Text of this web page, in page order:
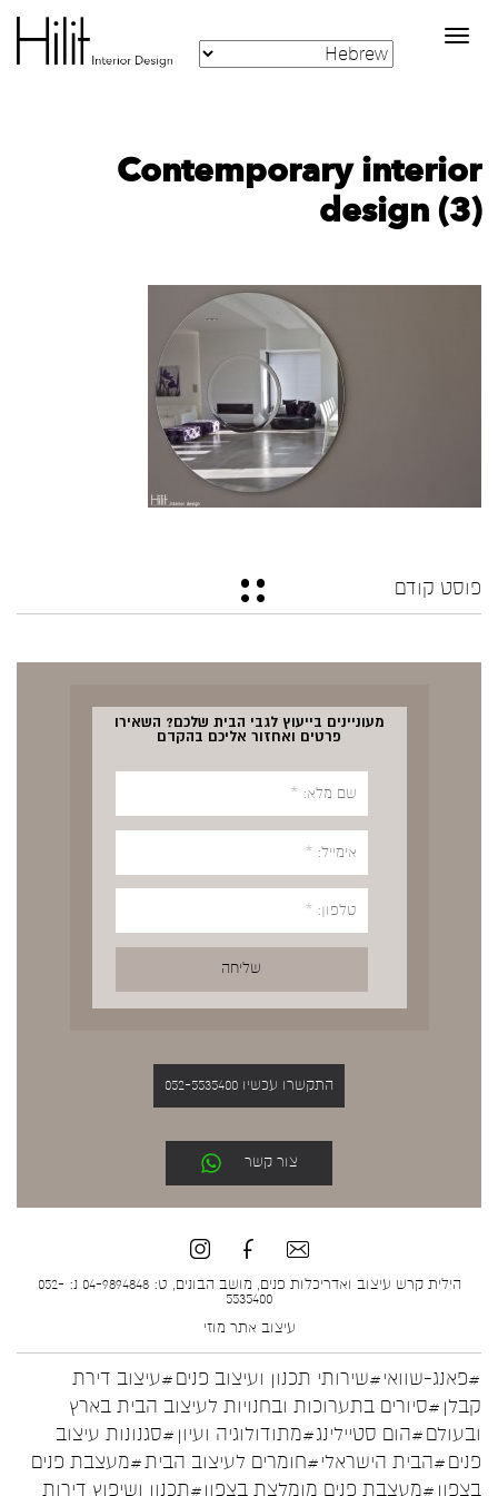
Toggle
navigation
Contemporary interior
design (3)
פוסט קודם
מעוניינים בייעוץ לגבי הבית שלכם? השאירו
פרטים ואחזור אליכם בהקדם
התקשרו עכשיו 052-5535400
צור קשר
הילית קרש עיצוב ואדריכלות פנים, מושב הבונים, ט: 04-9894848 נ: 052-
5535400
עיצוב אתר מוזי
#פאנג-שוואי#שירותי תכנון ועיצוב פנים#עיצוב דירת
קבלן #סיורים בתערוכות ובחנויות לעיצוב הבית בארץ
ובעולם#הום סטיילינג#מתודולוגיה ועיון #סגנונות עיצוב
פנים#הבית הישראלי#חומרים לעיצוב הבית#מעצבת פנים
בצפון #מעצבת פנים מומלצת בצפון#תכנון ושיפוץ דירות